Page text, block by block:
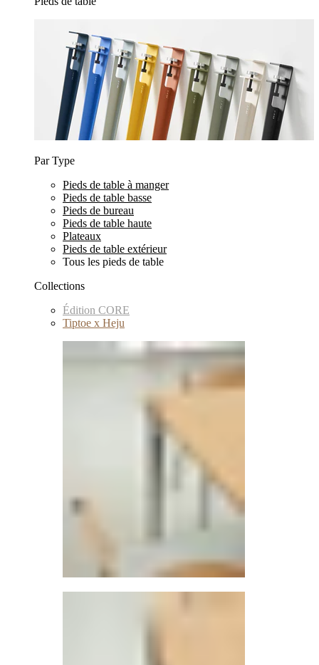
Par Type
Pieds de table à manger
Pieds de table basse
Pieds de bureau
Pieds de table haute
Plateaux
Pieds de table extérieur
Tous les pieds de table
Collections
Édition CORE
Tiptoe x Heju